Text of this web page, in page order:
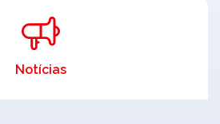
Notícias